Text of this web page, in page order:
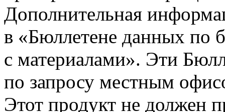
Дополнительная
в «Бюллетене данных по
с материалами». Эти
по запросу местным
Этот продукт не должен